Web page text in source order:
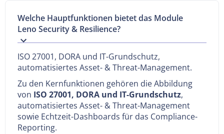
Welche Hauptfunktionen bietet das Module
Leno Security & Resilience?
ISO 27001, DORA und IT-Grundschutz,
automatisiertes Asset- & Threat-Management.
Zu den Kernfunktionen gehören die Abbildung
von ISO 27001, DORA und IT-Grundschutz,
automatisiertes Asset- & Threat-Management
sowie Echtzeit-Dashboards für das Compliance-
Reporting.